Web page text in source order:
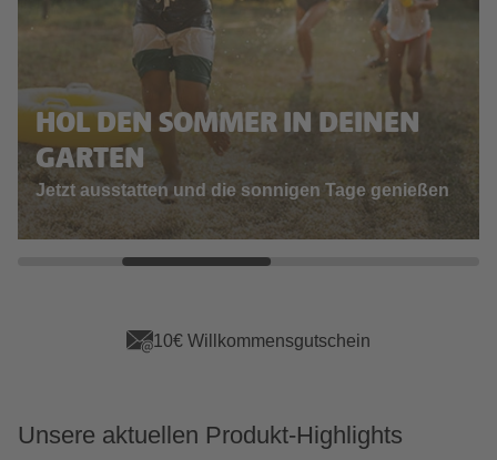
HOL DEN SOMMER IN DEINEN
GARTEN
Jetzt ausstatten und die sonnigen Tage genießen
App Vorteile sichern
Unsere aktuellen Produkt-Highlights